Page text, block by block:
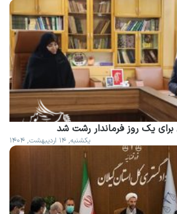
برای یک روز فرماندار رشت شد
یکشنبه, ۱۴ اردیبهشت, ۱۴۰۴